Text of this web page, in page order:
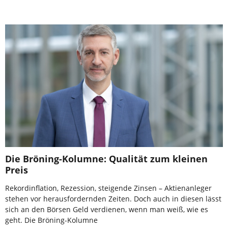
Die Bröning-Kolumne: Qualität zum kleinen
Preis
Rekordinflation, Rezession, steigende Zinsen – Aktienanleger
stehen vor herausfordernden Zeiten. Doch auch in diesen lässt
sich an den Börsen Geld verdienen, wenn man weiß, wie es
geht. Die Bröning-Kolumne